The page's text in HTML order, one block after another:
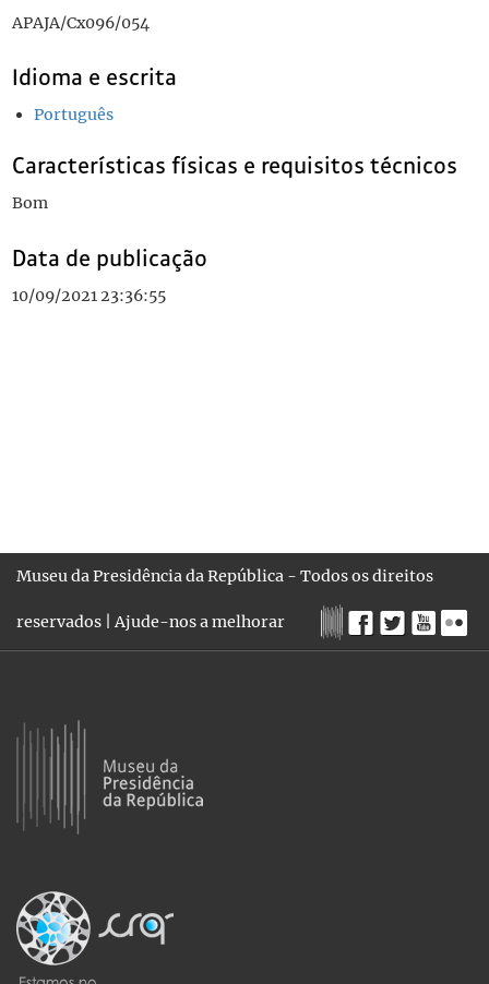
APAJA/Cx096/054
Idioma e escrita
Português
Características físicas e requisitos técnicos
Bom
Data de publicação
10/09/2021 23:36:55
Museu da Presidência da República - Todos os direitos
reservados |Ajude-nos a melhorar